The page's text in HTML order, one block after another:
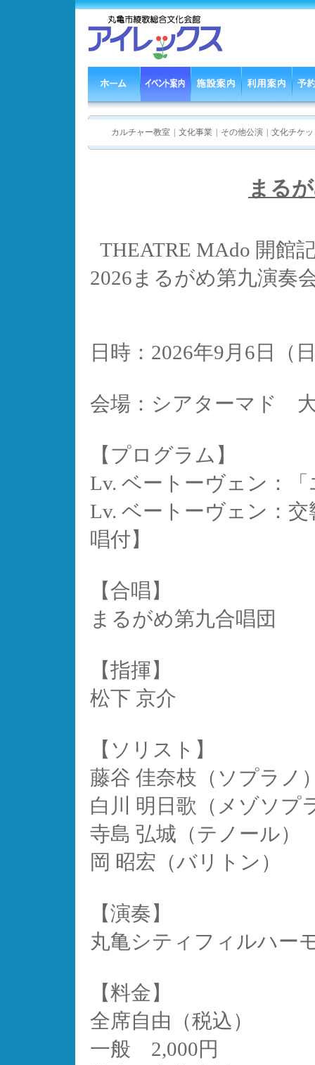
まる
THEATRE MAdo 開館
2026まるがめ第九演奏
日時：2026年9月6日（
会場：シアターマド
【プログラム】
Lv. ベートーヴェン：
Lv. ベートーヴェン：
唱付】
【合唱】
まるがめ第九合唱団
【指揮】
松下 京介
【ソリスト】
藤谷 佳奈枝（ソプラノ
白川 明日歌（メゾソプ
寺島 弘城（テノール）
岡 昭宏（バリトン）
【演奏】
丸亀シティフィルハー
【料金】
全席自由（税込）
一般 2,000円